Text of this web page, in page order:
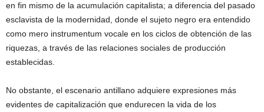
en fin mismo de la acumulación capitalista; a diferencia del pasado
esclavista de la modernidad, donde el sujeto negro era entendido
como mero instrumentum vocale en los ciclos de obtención de las
riquezas, a través de las relaciones sociales de producción
establecidas.
No obstante, el escenario antillano adquiere expresiones más
evidentes de capitalización que endurecen la vida de los